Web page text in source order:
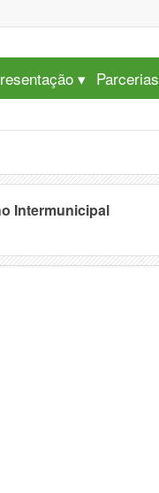
Parcerias
Intermunicipal